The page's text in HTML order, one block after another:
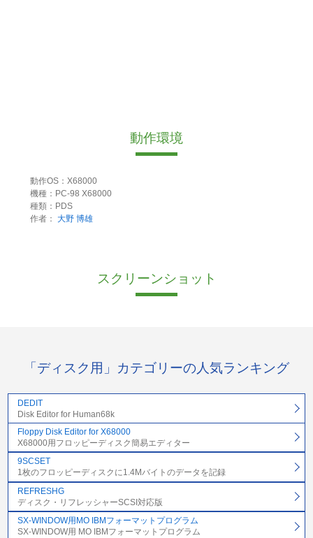
動作環境
動作OS：X68000
機種：PC-98 X68000
種類：PDS
作者： 大野 博雄
スクリーンショット
「ディスク用」カテゴリーの人気ランキング
DEDIT
Disk Editor for Human68k
Floppy Disk Editor for X68000
X68000用フロッピーディスク簡易エディター
9SCSET
1枚のフロッピーディスクに1.4Mバイトのデータを記録
REFRESHG
ディスク・リフレッシャーSCSI対応版
SX-WINDOW用MO IBMフォーマットプログラム
SX-WINDOW用 MO IBMフォーマットプログラム